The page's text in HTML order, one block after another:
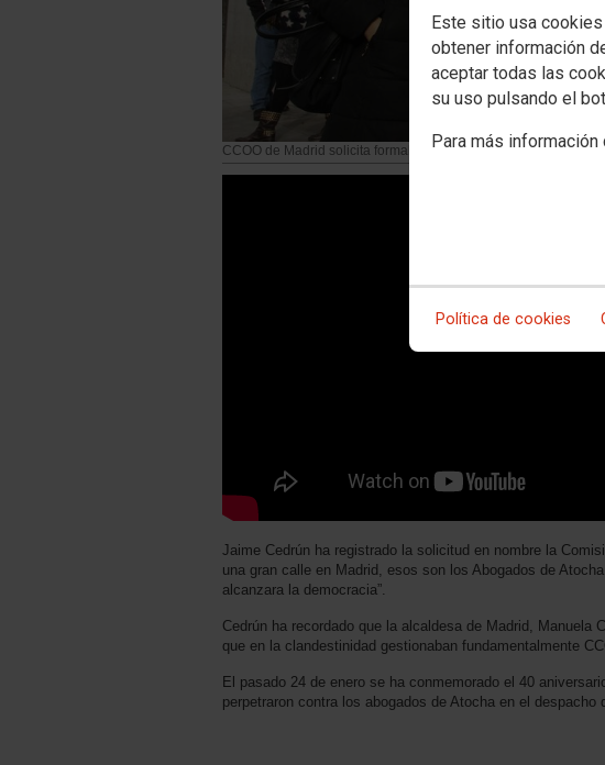
Este sitio usa
obtener información
aceptar todas las
su uso pulsando el
Para más
Política de cookies
CCOO de Madrid solicita formalmente una calle dedicada a los
Jaime Cedrún ha registrado la solicitud en nombre la
una gran calle en Madrid, esos son los Abogados de
alcanzara la democracia”.
Cedrún ha recordado que la alcaldesa de Madrid, Manuela
que en la clandestinidad gestionaban fundamentalmente
El pasado 24 de enero se ha conmemorado el 40
perpetraron contra los abogados de Atocha en el